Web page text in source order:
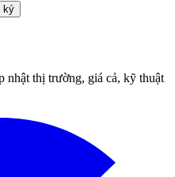
ký
nhật thị trường, giá cả, kỹ thuật